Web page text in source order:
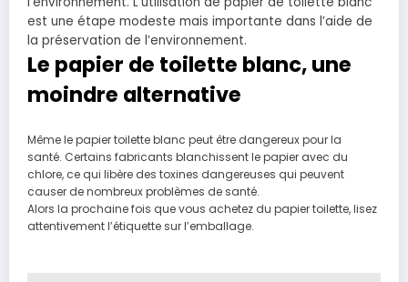
est une étape modeste mais importante dans l’aide de
la préservation de l’environnement.
Le papier de toilette blanc, une
moindre alternative
Même le papier toilette blanc peut être dangereux pour la
santé. Certains fabricants blanchissent le papier avec du
chlore, ce qui libère des toxines dangereuses qui peuvent
causer de nombreux problèmes de santé.
Alors la prochaine fois que vous achetez du papier toilette, lisez
attentivement l’étiquette sur l’emballage.